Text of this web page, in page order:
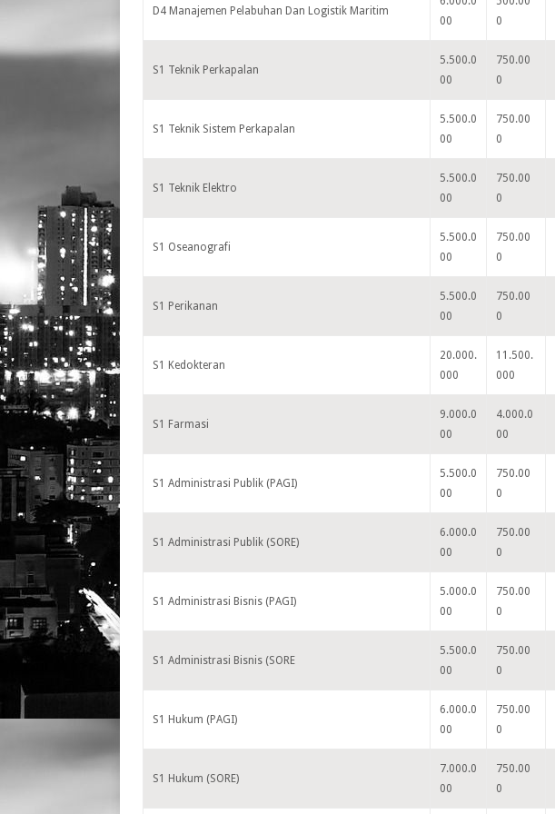
D4 Manajemen Pelabuhan Dan Logistik Maritim
00
0
S1 Teknik Perkapalan
5.500.0
00
750.00
0
S1 Teknik Sistem Perkapalan
5.500.0
00
750.00
0
S1 Teknik Elektro
5.500.0
00
750.00
0
S1 Oseanografi
5.500.0
00
750.00
0
S1 Perikanan
5.500.0
00
750.00
0
S1 Kedokteran
20.000.
000
11.500.
000
S1 Farmasi
9.000.0
00
4.000.0
00
S1 Administrasi Publik (PAGI)
5.500.0
00
750.00
0
S1 Administrasi Publik (SORE)
6.000.0
00
750.00
0
S1 Administrasi Bisnis (PAGI)
5.000.0
00
750.00
0
S1 Administrasi Bisnis (SORE
5.500.0
00
750.00
0
S1 Hukum (PAGI)
6.000.0
00
750.00
0
S1 Hukum (SORE)
7.000.0
00
750.00
0